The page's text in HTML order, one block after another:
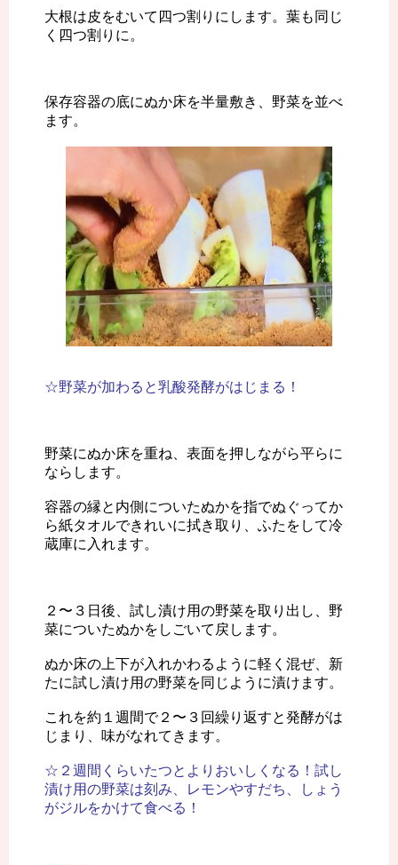
大根は皮をむいて四つ割りにします。葉も同じ
く四つ割りに。
保存容器の底にぬか床を半量敷き、野菜を並べ
ます。
☆野菜が加わると乳酸発酵がはじまる！
野菜にぬか床を重ね、表面を押しながら平らに
ならします。
容器の縁と内側についたぬかを指でぬぐってか
ら紙タオルできれいに拭き取り、ふたをして冷
蔵庫に入れます。
２〜３日後、試し漬け用の野菜を取り出し、野
菜についたぬかをしごいて戻します。
ぬか床の上下が入れかわるように軽く混ぜ、新
たに試し漬け用の野菜を同じように漬けます。
これを約１週間で２〜３回繰り返すと発酵がは
じまり、味がなれてきます。
☆２週間くらいたつとよりおいしくなる！試し
漬け用の野菜は刻み、レモンやすだち、しょう
がジルをかけて食べる！